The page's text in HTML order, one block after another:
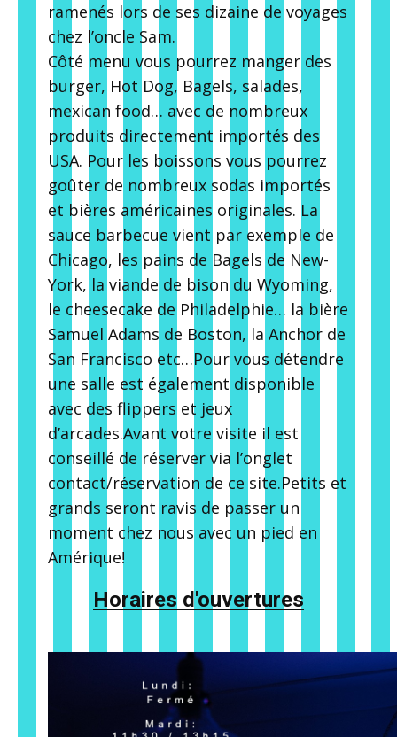
ramenés lors de ses dizaine de voyages
chez l’oncle Sam.
Côté menu vous pourrez manger des
burger, Hot Dog, Bagels, salades,
mexican food… avec de nombreux
produits directement importés des
USA. Pour les boissons vous pourrez
goûter de nombreux sodas importés
et bières américaines originales. La
sauce barbecue vient par exemple de
Chicago, les pains de Bagels de New-
York, la viande de bison du Wyoming,
le cheesecake de Philadelphie… la bière
Samuel Adams de Boston, la Anchor de
San Francisco etc…Pour vous détendre
une salle est également disponible
avec des flippers et jeux
d’arcades.Avant votre visite il est
conseillé de réserver via l’onglet
contact/réservation de ce site.Petits et
grands seront ravis de passer un
moment chez nous avec un pied en
Amérique!
Horaires d'ouvertures